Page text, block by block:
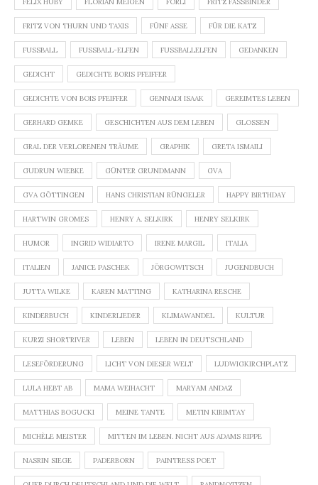
FELIX HUBY FLORIAN MEIGEN FORLI FRITZ FASSBINDER
FRITZ VON THURN UND TAXIS FÜNF ASSE FÜR DIE KATZ
FUSSBALL FUSSBALL-ELFEN FUSSBALLELFEN GEDANKEN
GEDICHT GEDICHTE BORIS PFEIFFER
GEDICHTE VON BOIS PFEIFFER GENNADI ISAAK GEREIMTES LEBEN
GERHARD GEMKE GESCHICHTEN AUS DEM LEBEN GLOSSEN
GRAL DER VERLORENEN TRÄUME GRAPHIK GRETA ISMAILI
GUDRUN WIEBKE GÜNTER GRUNDMANN GVA
GVA GÖTTINGEN HANS CHRISTIAN RÜNGELER HAPPY BIRTHDAY
HARTWIN GROMES HENRY A. SELKIRK HENRY SELKIRK
HUMOR INGRID WIDIARTO IRENE MARGIL ITALIA
ITALIEN JANICE PASCHEK JÖRGOWITSCH JUGENDBUCH
JUTTA WILKE KAREN MATTING KATHARINA RESCHE
KINDERBUCH KINDERLIEDER KLIMAWANDEL KULTUR
KURZI SHORTRIVER LEBEN LEBEN IN DEUTSCHLAND
LESEFÖRDERUNG LICHT VON DIESER WELT LUDWIGKIRCHPLATZ
LULA HEBT AB MAMA WEIHACHT MARYAM ANDAZ
MATTHIAS BOGUCKI MEINE TANTE METIN KIRIMTAY
MICHÈLE MEISTER MITTEN IM LEBEN. NICHT AUS ADAMS RIPPE
NASRIN SIEGE PADERBORN PAINTRESS POET